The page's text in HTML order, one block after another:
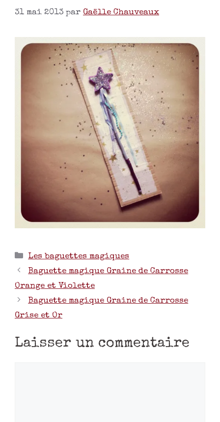
31 mai 2013 par Gaëlle Chauveaux
Les baguettes magiques
Baguette magique Graine de Carrosse
Orange et Violette
Baguette magique Graine de Carrosse
Grise et Or
Laisser un commentaire